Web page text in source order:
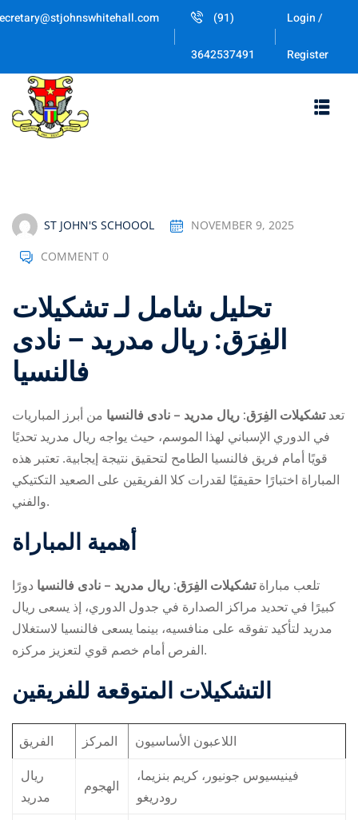
Skip
(91)
3642537491
Login /
Register
ST JOHN'S SCHOOOL NOVEMBER 9, 2025
COMMENT 0
تحليل شامل لـ تشكيلات
الفِرَق: ريال مدريد – نادى
فالنسيا
تعدتشكيلات الفِرَق: ريال مدريد – نادى فالنسيا من أبرز المباريات
في الدوري الإسباني لهذا الموسم، حيث يواجه ريال مدريد تحديًا
قويًا أمام فريق فالنسيا الطامح لتحقيق نتيجة إيجابية. تعتبر هذه
المباراة اختبارًا حقيقيًا لقدرات كلا الفريقين على الصعيد التكتيكي
والفني.
أهمية المباراة
تلعب مباراةتشكيلات الفِرَق: ريال مدريد – نادى فالنسيا دورًا
كبيرًا في تحديد مراكز الصدارة في جدول الدوري، إذ يسعى ريال
مدريد لتأكيد تفوقه على منافسيه، بينما يسعى فالنسيا لاستغلال
الفرص أمام خصم قوي لتعزيز مركزه.
التشكيلات المتوقعة للفريقين
الفريق المركز
اللاعبون الأساسيون
ريال
مدريد
الهجوم
فينيسيوس جونيور، كريم بنزيما،
رودريغو